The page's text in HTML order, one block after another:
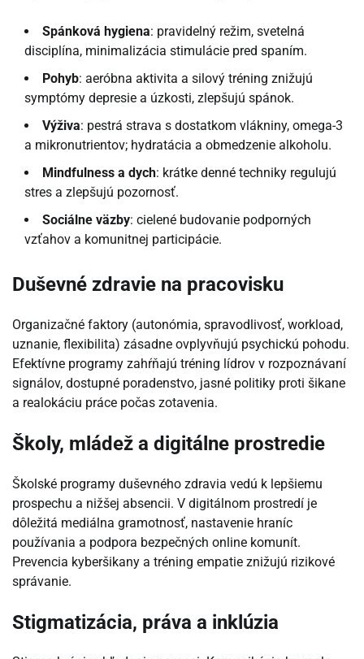
Spánková hygiena: pravidelný režim, svetelná
disciplína, minimalizácia stimulácie pred spaním.
Pohyb: aeróbna aktivita a silový tréning znižujú
symptómy depresie a úzkosti, zlepšujú spánok.
Výživa: pestrá strava s dostatkom vlákniny, omega-3
a mikronutrientov; hydratácia a obmedzenie alkoholu.
Mindfulness a dych: krátke denné techniky regulujú
stres a zlepšujú pozornosť.
Sociálne väzby: cielené budovanie podporných
vzťahov a komunitnej participácie.
Duševné zdravie na pracovisku
Organizačné faktory (autonómia, spravodlivosť, workload,
uznanie, flexibilita) zásadne ovplyvňujú psychickú pohodu.
Efektívne programy zahŕňajú tréning lídrov v rozpoznávaní
signálov, dostupné poradenstvo, jasné politiky proti šikane
a realokáciu práce počas zotavenia.
Školy, mládež a digitálne prostredie
Školské programy duševného zdravia vedú k lepšiemu
prospechu a nižšej absencii. V digitálnom prostredí je
dôležitá mediálna gramotnosť, nastavenie hraníc
používania a podpora bezpečných online komunít.
Prevencia kyberšikany a tréning empatie znižujú rizikové
správanie.
Stigmatizácia, práva a inklúzia